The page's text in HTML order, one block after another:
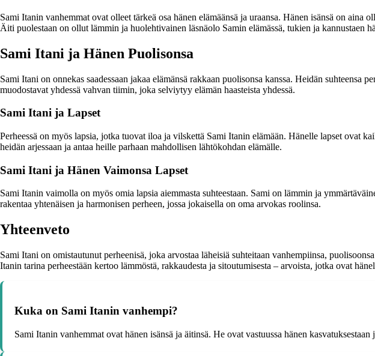
Sami Itanin vanhemmat ovat olleet tärkeä osa hänen elämäänsä ja uraansa. Hänen isänsä on
Äiti puolestaan on ollut lämmin ja huolehtivainen läsnäolo Samin elämässä, tukien ja kannustaen
Sami Itani ja Hänen Puolisonsa
Sami Itani on onnekas saadessaan jakaa elämänsä rakkaan puolisonsa kanssa. Heidän
muodostavat yhdessä vahvan tiimin, joka selviytyy elämän haasteista yhdessä.
Sami Itani ja Lapset
Perheessä on myös lapsia, jotka tuovat iloa ja vilskettä Sami Itanin elämään. Hänelle lapset ovat
heidän arjessaan ja antaa heille parhaan mahdollisen lähtökohdan elämälle.
Sami Itani ja Hänen Vaimonsa Lapset
Sami Itanin vaimolla on myös omia lapsia aiemmasta suhteestaan. Sami on lämmin ja
rakentaa yhtenäisen ja harmonisen perheen, jossa jokaisella on oma arvokas roolinsa.
Yhteenveto
Sami Itani on omistautunut perheenisä, joka arvostaa läheisiä suhteitaan vanhempiinsa,
Itanin tarina perheestään kertoo lämmöstä, rakkaudesta ja sitoutumisesta – arvoista, jotka ovat
Kuka on Sami Itanin vanhempi?
Sami Itanin vanhemmat ovat hänen isänsä ja äitinsä. He ovat vastuussa hänen kasvatuksestaan